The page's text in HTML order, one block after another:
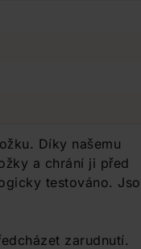
Díky našemu
a chrání ji před
testováno.
zarudnutí.